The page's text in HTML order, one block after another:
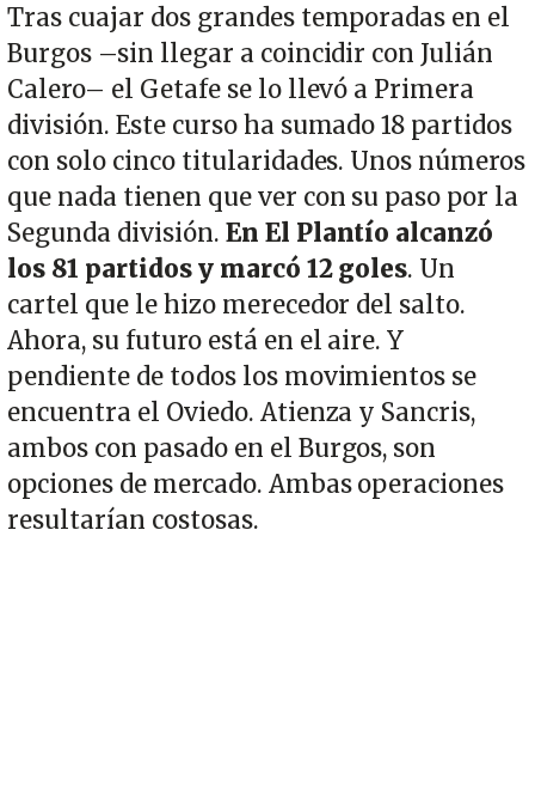
Tras cuajar dos grandes temporadas en el
Burgos –sin llegar a coincidir con Julián
Calero– el Getafe se lo llevó a Primera
división. Este curso ha sumado 18 partidos
con solo cinco titularidades. Unos números
que nada tienen que ver con su paso por la
Segunda división. En El Plantío alcanzó
los 81 partidos y marcó 12 goles. Un
cartel que le hizo merecedor del salto.
Ahora, su futuro está en el aire. Y
pendiente de todos los movimientos se
encuentra el Oviedo. Atienza y Sancris,
ambos con pasado en el Burgos, son
opciones de mercado. Ambas operaciones
resultarían costosas.